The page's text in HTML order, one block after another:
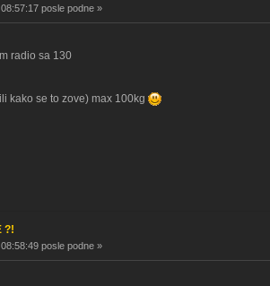
posle podne »
radio sa 130
kako se to zove) max 100kg
?!
posle podne »